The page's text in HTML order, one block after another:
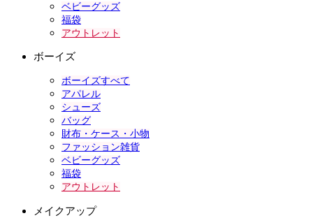
ベビーグッズ
福袋
アウトレット
ボーイズ
ボーイズすべて
アパレル
シューズ
バッグ
財布・ケース・小物
ファッション雑貨
ベビーグッズ
福袋
アウトレット
メイクアップ